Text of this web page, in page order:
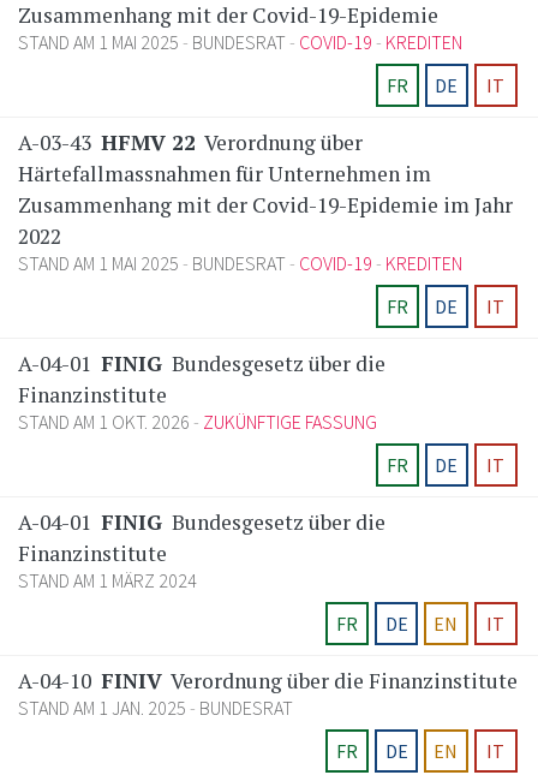
Zusammenhang mit der Covid-19-Epidemie
STAND AM 1 MAI 2025 BUNDESRAT COVID-19
KREDITEN
FR
DE IT
A-03-43 HFMV 22 Verordnung über
Härtefallmassnahmen für Unternehmen im
Zusammenhang mit der Covid-19-Epidemie im Jahr
2022
STAND AM 1 MAI 2025 BUNDESRAT COVID-19
KREDITEN
FR
DE IT
A-04-01 FINIG Bundesgesetz über die
Finanzinstitute
STAND AM 1 OKT. 2026
ZUKÜNFTIGE FASSUNG
FR
DE IT
A-04-01 FINIG Bundesgesetz über die
Finanzinstitute
STAND AM 1 MÄRZ 2024
FR
DE EN IT
A-04-10 FINIV Verordnung über die Finanzinstitute
STAND AM 1 JAN. 2025
BUNDESRAT
FR
DE EN IT